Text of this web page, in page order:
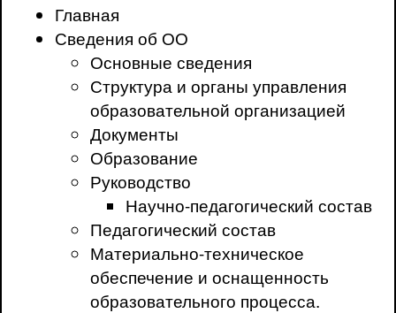
Главная
Сведения об ОО
Основные сведения
Структура и органы управления
образовательной организацией
Документы
Образование
Руководство
Научно-педагогический состав
Педагогический состав
Материально-техническое
обеспечение и оснащенность
образовательного процесса.